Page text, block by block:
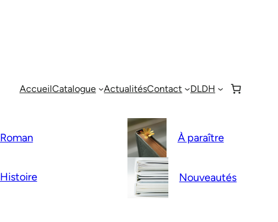
AccueilCatalogue ActualitésContact DLDH
Roman
Histoire
À paraître
Nouveautés